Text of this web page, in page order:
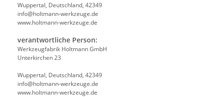
Wuppertal, Deutschland, 42349
info@holtmann-werkzeuge.de
www.holtmann-werkzeuge.de
verantwortliche Person:
Werkzeugfabrik Holtmann GmbH
Unterkirchen 23
Wuppertal, Deutschland, 42349
info@holtmann-werkzeuge.de
www.holtmann-werkzeuge.de